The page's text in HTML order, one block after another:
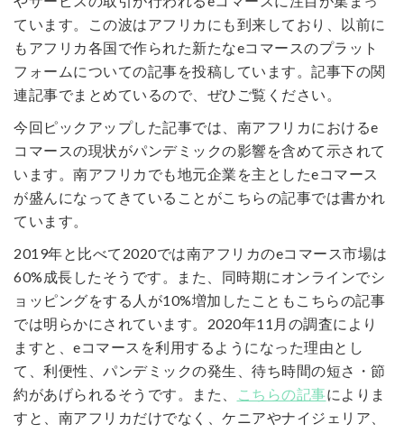
ています。この波はアフリカにも到来しており、以前に
もアフリカ各国で作られた新たなeコマースのプラット
フォームについての記事を投稿しています。記事下の関
連記事でまとめているので、ぜひご覧ください。
今回ピックアップした記事では、南アフリカにおけるe
コマースの現状がパンデミックの影響を含めて示されて
います。南アフリカでも地元企業を主としたeコマース
が盛んになってきていることがこちらの記事では書かれ
ています。
2019年と比べて2020では南アフリカのeコマース市場は
60%成長したそうです。また、同時期にオンラインでシ
ョッピングをする人が10%増加したこともこちらの記事
では明らかにされています。2020年11月の調査により
ますと、eコマースを利用するようになった理由とし
て、利便性、パンデミックの発生、待ち時間の短さ・節
約があげられるそうです。また、
こちらの記事によりま
すと、南アフリカだけでなく、ケニアやナイジェリア、